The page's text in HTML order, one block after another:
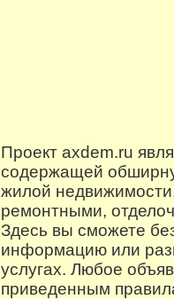
Проект axdem.ru
содержащей
жилой
ремонтными,
Здесь вы сможете
информацию или
услугах. Любое
приведенным